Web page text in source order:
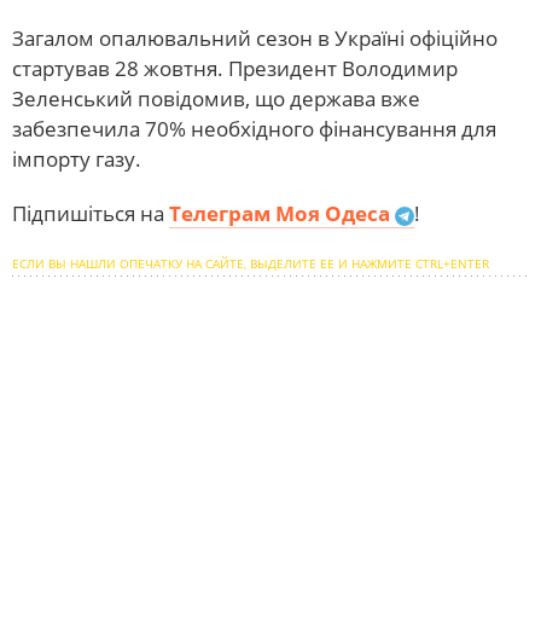
Загалом опалювальний сезон в Україні офіційно
стартував 28 жовтня. Президент Володимир
Зеленський повідомив, що держава вже
забезпечила 70% необхідного фінансування для
імпорту газу.
Підпишіться на Телеграм Моя Одеса !
ЕСЛИ ВЫ НАШЛИ ОПЕЧАТКУ НА САЙТЕ, ВЫДЕЛИТЕ ЕЕ И НАЖМИТЕ CTRL+ENTER